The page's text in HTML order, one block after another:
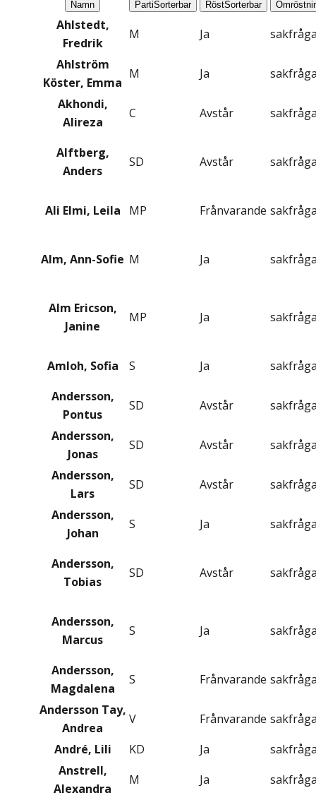
Namn PartiSorterbar RöstSorterbar
Ahlstedt,
Fredrik
M Ja
Ahlström
Köster, Emma
M Ja
Akhondi,
Alireza
C Avstår
Alftberg,
Anders
SD Avstår
Ali Elmi, Leila MP Frånvarande
Alm, Ann-Sofie M Ja
Alm Ericson,
Janine
MP Ja
Amloh, Sofia S Ja
Andersson,
Pontus
SD Avstår
Andersson,
Jonas
SD Avstår
Andersson,
Lars
SD Avstår
Andersson,
Johan
S Ja
Andersson,
Tobias
SD Avstår
Andersson,
Marcus
S Ja
Andersson,
Magdalena
S Frånvarande
Andersson Tay,
Andrea
V Frånvarande
André, Lili
KD Ja
Anstrell,
Alexandra
M Ja